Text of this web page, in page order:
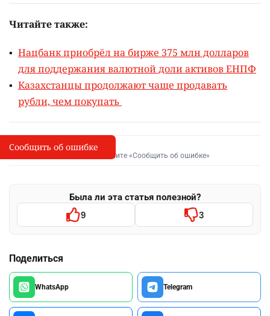
Читайте также:
Нацбанк приобрёл на бирже 375 млн долларов
для поддержания валютной доли активов ЕНПФ
Казахстанцы продолжают чаще продавать
рубли, чем покупать
I
Сообщить об опечатке
Выделите фрагмент и нажмите «Сообщить об ошибке»
Была ли эта статья полезной?
9 3
Поделиться
WhatsApp Telegram
Сообщить об ошибке